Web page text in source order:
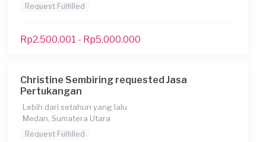
Request Fulfilled
Rp2.500.001 - Rp5.000.000
Christine Sembiring requested Jasa
Pertukangan
Lebih dari setahun yang lalu
Medan, Sumatera Utara
Request Fulfilled